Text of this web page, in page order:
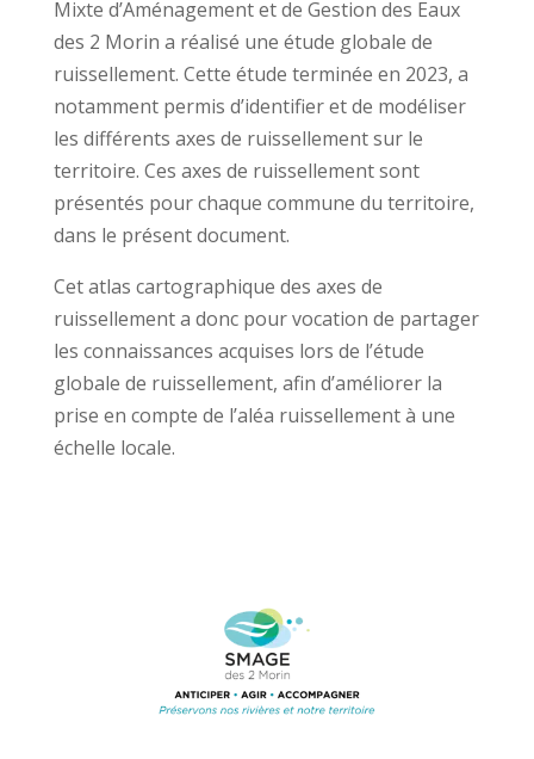
Mixte d’Aménagement et de Gestion des Eaux
des 2 Morin a réalisé une étude globale de
ruissellement. Cette étude terminée en 2023, a
notamment permis d’identifier et de modéliser
les différents axes de ruissellement sur le
territoire. Ces axes de ruissellement sont
présentés pour chaque commune du territoire,
dans le présent document.
Cet atlas cartographique des axes de
ruissellement a donc pour vocation de partager
les connaissances acquises lors de l’étude
globale de ruissellement, afin d’améliorer la
prise en compte de l’aléa ruissellement à une
échelle locale.